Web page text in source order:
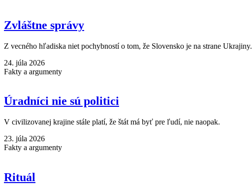
Zvláštne správy
Z vecného hľadiska niet pochybností o tom, že Slovensko je na strane Ukrajiny.
24. júla 2026
Fakty a argumenty
Úradníci nie sú politici
V civilizovanej krajine stále platí, že štát má byť pre ľudí, nie naopak.
23. júla 2026
Fakty a argumenty
Rituál